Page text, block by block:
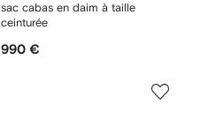
sac cabas en daim à taille
ceinturée
990 €